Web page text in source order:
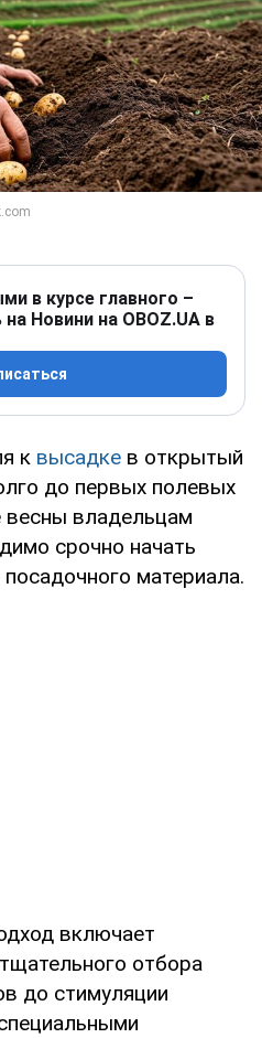
в курсе главного –
Новини на OBOZ.UA в
к высадке в открытый
до первых полевых
весны владельцам
срочно начать
материала.
включает
отбора
до стимуляции